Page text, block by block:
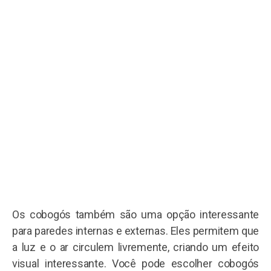
Os cobogós também são uma opção interessante
para paredes internas e externas. Eles permitem que
a luz e o ar circulem livremente, criando um efeito
visual interessante. Você pode escolher cobogós